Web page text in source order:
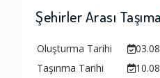
Şehirler Arası Taşıma
Oluşturma Tarihi
Taşınma Tarihi